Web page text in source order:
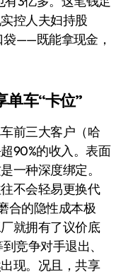
控人夫妇持股
袋——既能拿现金，
单车“卡位”
前三大客户（哈
90%的收入。表面
一种深度绑定。
不会轻易更换代
合的隐性成本极
就拥有了议价底
竞争对手退出、
现。况且，共享